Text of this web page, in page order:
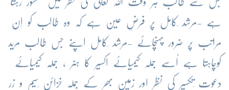
ہے -مرشد ِکامل پر فرضِ عین ہے کہ وہ طالب کو اِن
مراتب پر ضرور پہنچائے -مرشد ِکامل اپنے جس طالب مرید
کوچاہتا ہے اُسے جملہ کیمیائے اکسیر کا ہنر ، جملہ کیمیائے
دعوت ِتکسیر کی نظر اور زمین بھر کے جملہ خزائن ِسیم و زر